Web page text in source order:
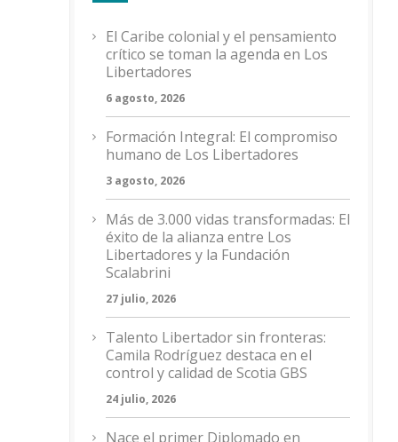
El Caribe colonial y el pensamiento
crítico se toman la agenda en Los
Libertadores
6 agosto, 2026
Formación Integral: El compromiso
humano de Los Libertadores
3 agosto, 2026
Más de 3.000 vidas transformadas: El
éxito de la alianza entre Los
Libertadores y la Fundación
Scalabrini
27 julio, 2026
Talento Libertador sin fronteras:
Camila Rodríguez destaca en el
control y calidad de Scotia GBS
24 julio, 2026
Nace el primer Diplomado en